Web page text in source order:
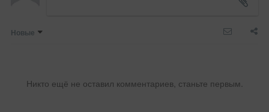
Новые
Никто ещё не оставил комментариев, станьте первым.